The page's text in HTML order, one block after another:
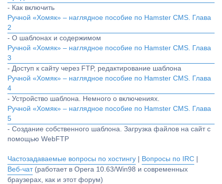
- Как включить
Ручной «Хомяк» – наглядное пособие по Hamster CMS. Глава
2
- О шаблонах и содержимом
Ручной «Хомяк» – наглядное пособие по Hamster CMS. Глава
3
- Доступ к сайту через FTP, редактирование шаблона
Ручной «Хомяк» – наглядное пособие по Hamster CMS. Глава
4
- Устройство шаблона. Немного о включениях.
Ручной «Хомяк» – наглядное пособие по Hamster CMS. Глава
5
- Создание собственного шаблона. Загрузка файлов на сайт с
помощью WebFTP
Частозадаваемые вопросы по хостингу Вопросы по IRC
Веб-чат(работает в Opera 10.63/Win98 и современных
браузерах, как и этот форум)